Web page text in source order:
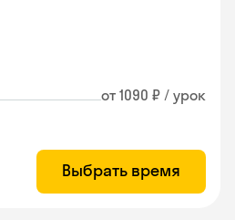
от 1090 ₽ / урок
Выбрать время